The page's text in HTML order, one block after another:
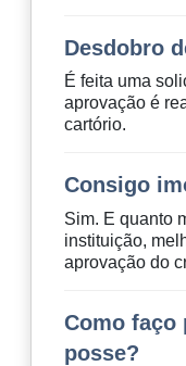
Desdobro
É feita uma
aprovação é
cartório.
Consigo
Sim. E quanto
instituição,
aprovação do
Como faço
posse?